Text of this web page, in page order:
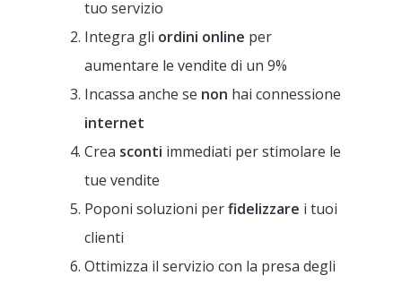
tuo servizio
Integra gli ordini online per
aumentare le vendite di un 9%
Incassa anche se non hai connessione
internet
Crea sconti immediati per stimolare le
tue vendite
Poponi soluzioni perfidelizzare i tuoi
clienti
Ottimizza il servizio con la presa degli